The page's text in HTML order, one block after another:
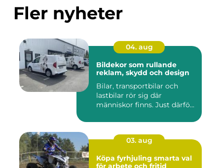
Fler nyheter
04. aug
Bildekor som rullande
reklam, skydd och design
Bilar, transportbilar och
lastbilar rör sig där
människor finns. Just därfö...
03. aug
Köpa fyrhjuling smarta val
för arbete och fritid